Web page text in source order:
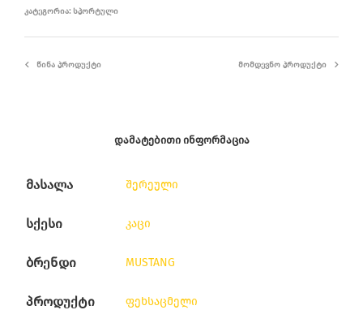
ᲙᲐᲢᲔᲒᲝᲠᲘᲐ: ᲡᲞᲝᲠᲢᲣᲚᲘ
ᲬᲘᲜᲐ ᲞᲠᲝᲓᲣᲥᲢᲘ ᲛᲝᲛᲓᲔᲕᲜᲝ ᲞᲠᲝᲓᲣᲥᲢᲘ
ᲓᲐᲛᲐᲢᲔᲑᲘᲗᲘ ᲘᲜᲤᲝᲠᲛᲐᲪᲘᲐ
მასალა შერეული
სქესი კაცი
ბრენდი MUSTANG
პროდუქტი ფეხსაცმელი